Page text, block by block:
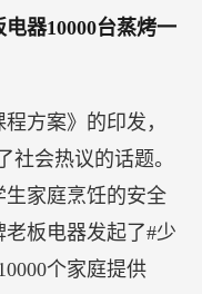
器10000台蒸烤一
方案》的印发，
社会热议的话题。
家庭烹饪的安全
板电器发起了#少
个家庭提供